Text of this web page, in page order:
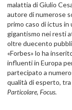
malattia di Giulio
autore di numerose
primo caso di ictus in
gigantismo nei resti
oltre duecento
«Forbes» lo ha
influenti in Europa
partecipato a
qualità di esperto, tra
Particolare, Focus.